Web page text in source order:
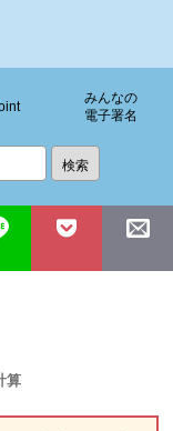
みんなの
電子署名
算